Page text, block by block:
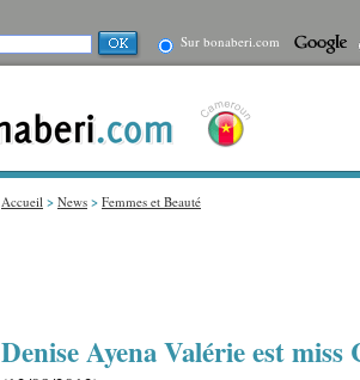
Sur bonaberi.com
Accueil > News > Femmes et Beauté
Denise Ayena Valérie est miss